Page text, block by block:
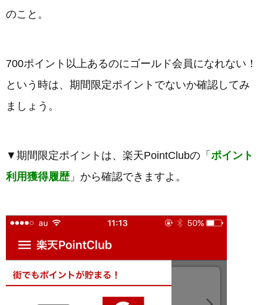
のこと。
700ポイント以上あるのにゴールド会員になれない！
という時は、期間限定ポイントでないか確認してみ
ましょう。
▼期間限定ポイントは、楽天PointClubの「 ポイント
利用獲得履歴 」から確認できますよ。